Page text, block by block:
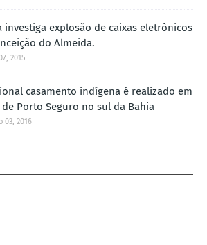
investiga explosão de caixas eletrônicos
do Almeida.
2015
casamento indígena é realizado em
Porto Seguro no sul da Bahia
03, 2016